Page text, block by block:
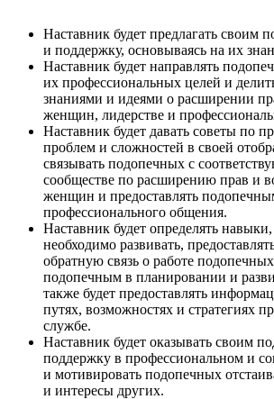
Наставник будет предлагать своим
и поддержку, основываясь на их
Наставник будет направлять
их профессиональных целей и
знаниями и идеями о расширении
женщин, лидерстве и
Наставник будет давать советы по
проблем и сложностей в своей
связывать подопечных с
сообществе по расширению прав и
женщин и предоставлять
профессионального общения.
Наставник будет определять
необходимо развивать,
обратную связь о работе
подопечным в планировании и
также будет предоставлять
путях, возможностях и стратегиях
службе.
Наставник будет оказывать своим
поддержку в профессиональном и
и мотивировать подопечных
и интересы других.